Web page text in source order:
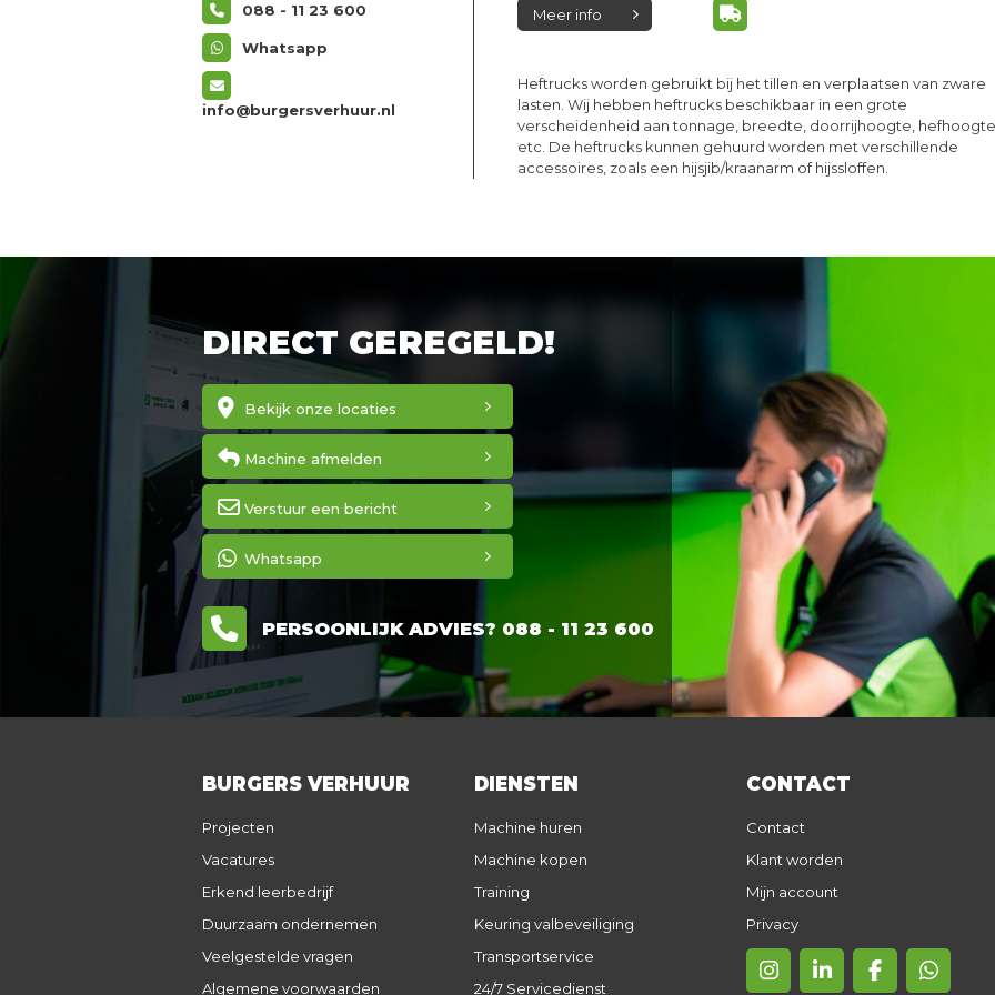
088 - 11 23 600
Whatsapp
info@burgersverhuur.nl
Meer info
Heftrucks worden gebruikt bij het tillen en verplaatsen van zware
lasten. Wij hebben heftrucks beschikbaar in een grote
verscheidenheid aan tonnage, breedte, doorrijhoogte,
etc. De heftrucks kunnen gehuurd worden met verschillende
accessoires, zoals een hijsjib/kraanarm of hijssloffen.
DIRECT GEREGELD!
Bekijk onze locaties
Machine afmelden
Verstuur een bericht
Whatsapp
PERSOONLIJK ADVIES? 088 - 11 23 600
BURGERS VERHUUR
Projecten
Vacatures
Erkend leerbedrijf
Duurzaam ondernemen
Veelgestelde vragen
Algemene voorwaarden
DIENSTEN
Machine huren
Machine kopen
Training
Keuring valbeveiliging
Transportservice
24/7 Servicedienst
CONTACT
Contact
Klant worden
Mijn account
Privacy